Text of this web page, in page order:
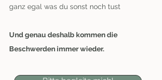
ganz egal was du sonst noch tust
Und genau deshalb kommen die
Beschwerden immer wieder.